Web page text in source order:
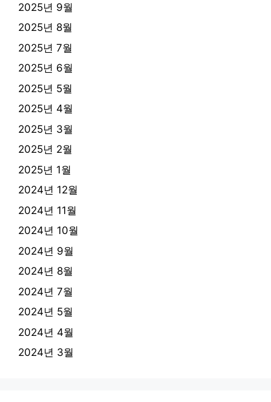
2025년 9월
2025년 8월
2025년 7월
2025년 6월
2025년 5월
2025년 4월
2025년 3월
2025년 2월
2025년 1월
2024년 12월
2024년 11월
2024년 10월
2024년 9월
2024년 8월
2024년 7월
2024년 5월
2024년 4월
2024년 3월